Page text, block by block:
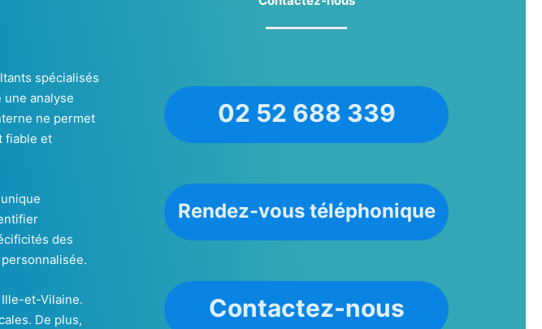
spécialisés
analyse
ne permet
fiable et
des
et-Vilaine.
De plus,
02 52 688 339
Rendez-vous téléphonique
Contactez-nous